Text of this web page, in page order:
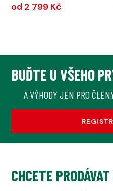
od 2 799 Kč
BUĎTE U VŠEHO
A VÝHODY JEN PRO
CHCETE